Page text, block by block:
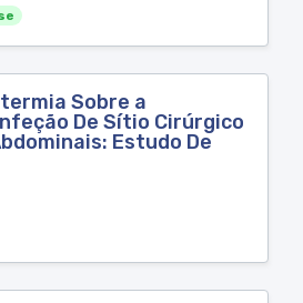
Sobre a
De Sítio Cirúrgico
Estudo De